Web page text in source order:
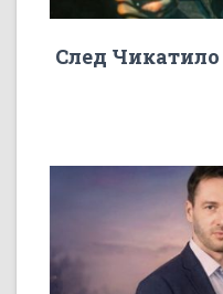
След Чикатило